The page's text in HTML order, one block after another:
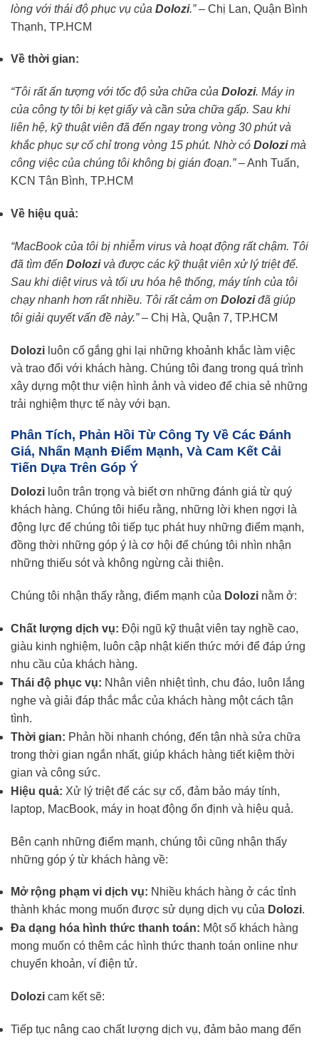
lòng với thái độ phục vụ của Dolozi.”– Chị Lan, Quận Bình
Thạnh, TP.HCM
Về thời gian:
“Tôi rất ấn tượng với tốc độ sửa chữa của Dolozi. Máy in
của công ty tôi bị kẹt giấy và cần sửa chữa gấp. Sau khi
liên hệ, kỹ thuật viên đã đến ngay trong vòng 30 phút và
khắc phục sự cố chỉ trong vòng 15 phút. Nhờ có Dolozimà
công việc của chúng tôi không bị gián đoạn.”– Anh Tuấn,
KCN Tân Bình, TP.HCM
Về hiệu quả:
“MacBook của tôi bị nhiễm virus và hoạt động rất chậm. Tôi
đã tìm đến Dolozivà được các kỹ thuật viên xử lý triệt để.
Sau khi diệt virus và tối ưu hóa hệ thống, máy tính của tôi
chạy nhanh hơn rất nhiều. Tôi rất cảm ơn Doloziđã giúp
tôi giải quyết vấn đề này.”– Chị Hà, Quận 7, TP.HCM
Dolozi luôn cố gắng ghi lại những khoảnh khắc làm việc
và trao đổi với khách hàng. Chúng tôi đang trong quá trình
xây dựng một thư viện hình ảnh và video để chia sẻ những
trải nghiệm thực tế này với bạn.
Phân Tích, Phản Hồi Từ Công Ty Về Các Đánh
Giá, Nhấn Mạnh Điểm Mạnh, Và Cam Kết Cải
Tiến Dựa Trên Góp Ý
Dolozi luôn trân trọng và biết ơn những đánh giá từ quý
khách hàng. Chúng tôi hiểu rằng, những lời khen ngợi là
động lực để chúng tôi tiếp tục phát huy những điểm mạnh,
đồng thời những góp ý là cơ hội để chúng tôi nhìn nhận
những thiếu sót và không ngừng cải thiện.
Chúng tôi nhận thấy rằng, điểm mạnh của Dolozi nằm ở:
Chất lượng dịch vụ: Đội ngũ kỹ thuật viên tay nghề cao,
giàu kinh nghiệm, luôn cập nhật kiến thức mới để đáp ứng
nhu cầu của khách hàng.
Thái độ phục vụ: Nhân viên nhiệt tình, chu đáo, luôn lắng
nghe và giải đáp thắc mắc của khách hàng một cách tận
tình.
Thời gian: Phản hồi nhanh chóng, đến tận nhà sửa chữa
trong thời gian ngắn nhất, giúp khách hàng tiết kiệm thời
gian và công sức.
Hiệu quả: Xử lý triệt để các sự cố, đảm bảo máy tính,
laptop, MacBook, máy in hoạt động ổn định và hiệu quả.
Bên cạnh những điểm mạnh, chúng tôi cũng nhận thấy
những góp ý từ khách hàng về:
Mở rộng phạm vi dịch vụ: Nhiều khách hàng ở các tỉnh
thành khác mong muốn được sử dụng dịch vụ của Dolozi.
Đa dạng hóa hình thức thanh toán: Một số khách hàng
mong muốn có thêm các hình thức thanh toán online như
chuyển khoản, ví điện tử.
Dolozi cam kết sẽ:
Tiếp tục nâng cao chất lượng dịch vụ, đảm bảo mang đến